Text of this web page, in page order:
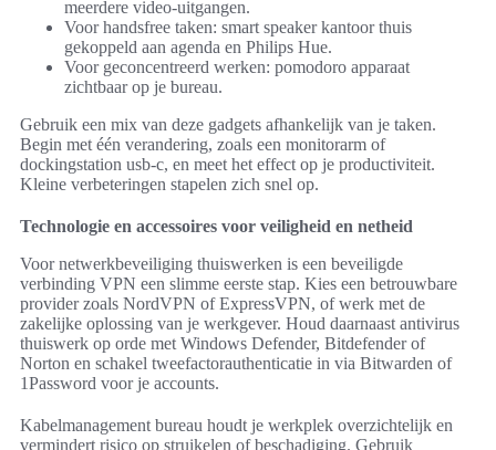
meerdere video-uitgangen.
Voor handsfree taken: smart speaker kantoor thuis
gekoppeld aan agenda en Philips Hue.
Voor geconcentreerd werken: pomodoro apparaat
zichtbaar op je bureau.
Gebruik een mix van deze gadgets afhankelijk van je taken.
Begin met één verandering, zoals een monitorarm of
dockingstation usb-c, en meet het effect op je productiviteit.
Kleine verbeteringen stapelen zich snel op.
Technologie en accessoires voor veiligheid en netheid
Voor netwerkbeveiliging thuiswerken is een beveiligde
verbinding VPN een slimme eerste stap. Kies een betrouwbare
provider zoals NordVPN of ExpressVPN, of werk met de
zakelijke oplossing van je werkgever. Houd daarnaast antivirus
thuiswerk op orde met Windows Defender, Bitdefender of
Norton en schakel tweefactorauthenticatie in via Bitwarden of
1Password voor je accounts.
Kabelmanagement bureau houdt je werkplek overzichtelijk en
vermindert risico op struikelen of beschadiging. Gebruik